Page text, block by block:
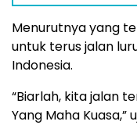
Menurutnya yang
untuk terus jalan
Indonesia.
“Biarlah, kita jalan
Yang Maha Kuasa,”